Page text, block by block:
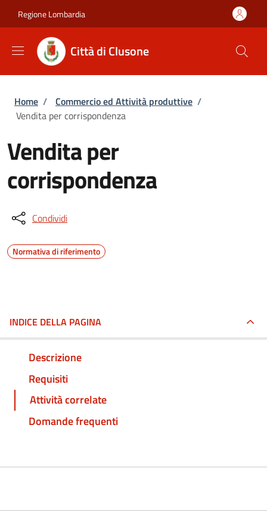
Regione Lombardia
Città di Clusone
Briciole di pane
Home / Commercio ed Attività produttive /
Vendita per corrispondenza
Vendita per
corrispondenza
Condividi
Normativa di riferimento
INDICE DELLA PAGINA
Descrizione
Requisiti
Attività correlate
Domande frequenti